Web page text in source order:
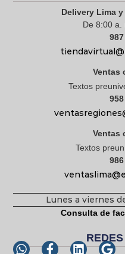
Delivery Lima
De 8:00
Ventas
Textos
Ventas
Textos
Lunes a viernes
Consulta de